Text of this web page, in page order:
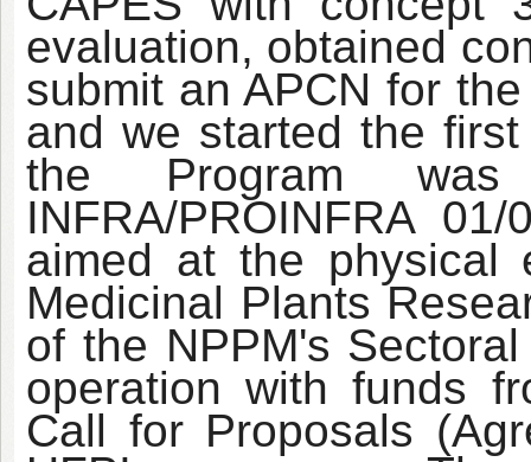
evaluation, obtained
submit an APCN for
and we started the
the Program
INFRA/PROINFRA
aimed at the physical
Medicinal Plants
of the NPPM's
operation with funds
Call for Proposals